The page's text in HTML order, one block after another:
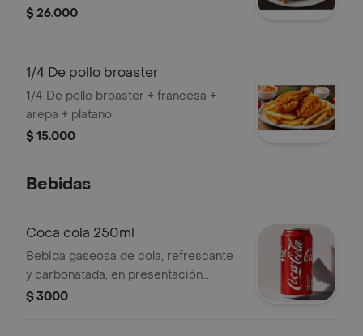
$ 26.000
1/4 De pollo broaster
1/4 De pollo broaster + francesa +
arepa + platano
$ 15.000
Bebidas
Coca cola 250ml
Bebida gaseosa de cola, refrescante
y carbonatada, en presentación
individual de 250 mililitros.
$ 3000